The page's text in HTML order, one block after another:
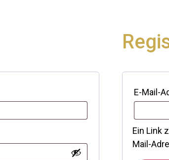
E-Mail-
Ein Link
Mail-